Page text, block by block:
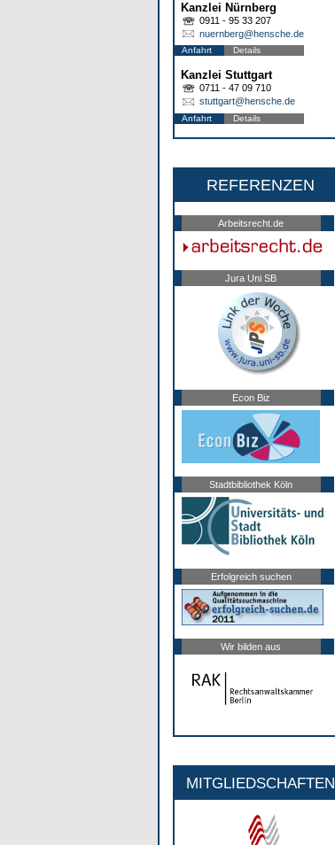
Kanzlei Nürnberg
0911 - 95 33 207
nuernberg@hensche.de
Anfahrt Details
Kanzlei Stuttgart
0711 - 47 09 710
stuttgart@hensche.de
Anfahrt Details
REFERENZEN
Arbeitsrecht.de
Jura Uni SB
Econ Biz
Stadtbibliothek Köln
Erfolgreich suchen
Wir bilden aus
MITGLIEDSCHAFTEN